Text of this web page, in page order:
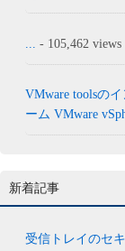
- 105,462 views
VMware toolsの
ーム VMware
新着記事
受信トレイのセ